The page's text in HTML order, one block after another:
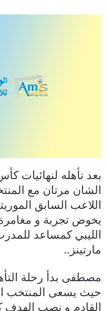
بعد تأهله لنهائيات
الشان مرتان مع
اللاعب السابق
يخوض تجربة و
الليبي كمساعد
مارتينز..
مصطفى بدأ رحلة
حيث يسعى المنتخب
القادم و نصب